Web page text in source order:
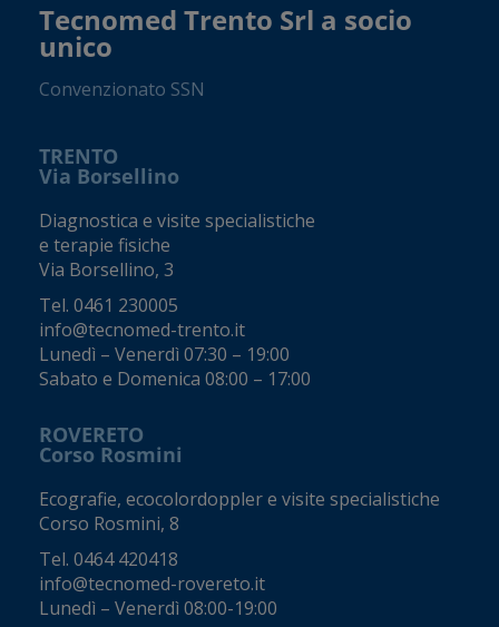
Tecnomed Trento Srl a socio
unico
Convenzionato SSN
TRENTO
Via Borsellino
Diagnostica e visite specialistiche
e terapie fisiche
Via Borsellino, 3
Tel. 0461 230005
info@tecnomed-trento.it
Lunedì – Venerdì 07:30 – 19:00
Sabato e Domenica 08:00 – 17:00
ROVERETO
Corso Rosmini
Ecografie, ecocolordoppler e visite specialistiche
Corso Rosmini, 8
Tel. 0464 420418
info@tecnomed-rovereto.it
Lunedì – Venerdì 08:00-19:00